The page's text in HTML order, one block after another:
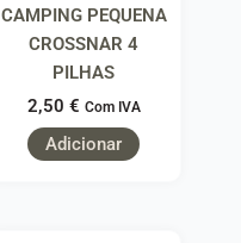
CAMPING PEQUENA
CROSSNAR 4
PILHAS
2,50 € Com IVA
Adicionar